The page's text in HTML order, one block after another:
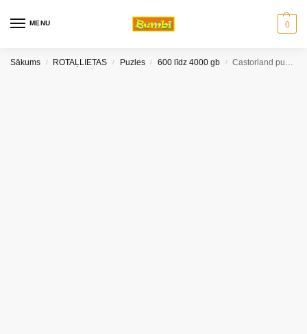
MENU 0
Sākums / ROTAĻLIETAS / Puzles / 600 līdz 4000 gb / Castorland puzle The Roman Forum, Rome 1000 gb.